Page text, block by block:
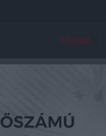
Főoldal